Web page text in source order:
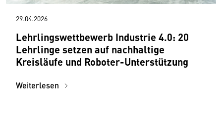
29.04.2026
Lehrlingswettbewerb Industrie 4.0: 20
Lehrlinge setzen auf nachhaltige
Kreisläufe und Roboter-Unterstützung
Weiterlesen